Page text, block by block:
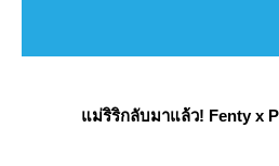
ม่ริริกลับมาแล้ว! Fenty x